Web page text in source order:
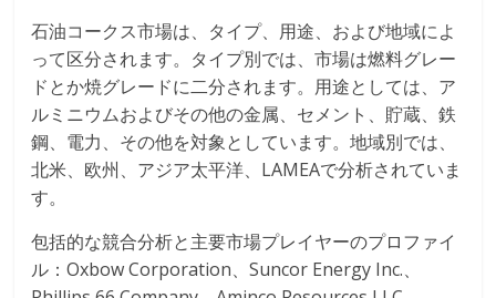
石油コークス市場は、タイプ、用途、および地域によ
って区分されます。タイプ別では、市場は燃料グレー
ドとか焼グレードに二分されます。用途としては、ア
ルミニウムおよびその他の金属、セメント、貯蔵、鉄
鋼、電力、その他を対象としています。地域別では、
北米、欧州、アジア太平洋、LAMEAで分析されていま
す。
包括的な競合分析と主要市場プレイヤーのプロファイ
ル：Oxbow Corporation、Suncor Energy Inc.、